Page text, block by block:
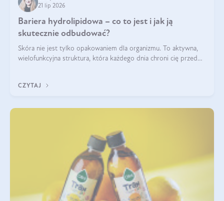
21 lip 2026
Bariera hydrolipidowa – co to jest i jak ją
skutecznie odbudować?
Skóra nie jest tylko opakowaniem dla organizmu. To aktywna,
wielofunkcyjna struktura, która każdego dnia chroni cię przed
bariera hydrolipidowa.
CZYTAJ